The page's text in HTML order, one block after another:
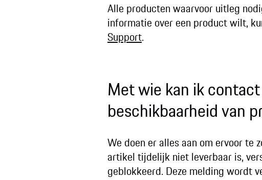
Alle producten waarvoor uitleg
informatie over een product wilt,
Support.
Met wie kan ik
beschikbaarheid van
We doen er alles aan om ervoor te
artikel tijdelijk niet leverbaar is,
geblokkeerd. Deze melding wordt